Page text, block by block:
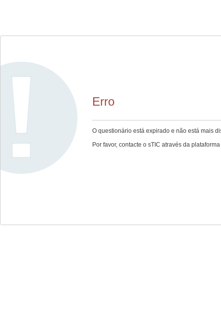
Erro
O questionário está expirado e não está mais
Por favor, contacte o sTIC através da